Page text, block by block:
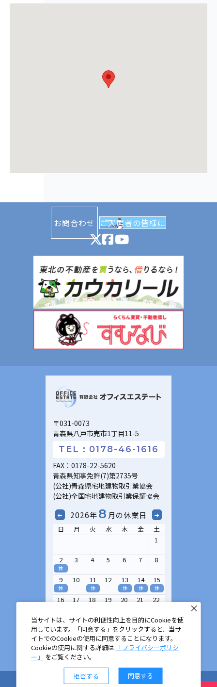
〒031-0073
青森県八戸市売市1丁目11-5
TEL：0178-46-1616
FAX：0178-22-5620
青森県知事免許(7)第2735号
(公社)青森県宅地建物取引業協会
(公社)全国宅地建物取引業保証協会
2026年8 月の休業日
日 月 火 水 木 金
土
1
2
休
3 4 5 6 7 8
9
休
10 11
休
12 13
休
14
休
15
休
16 17 18 19 20 21 22
23
休
24 25 26 27 28 29
30
休
31
お問合わせ ご入居者の皆様に
©2013 - 2025 Office Estate Co.,Ltd.
当サイトは、サイトの利便性向上を目的にCookieを使
用しています。「同意する」をクリックすると、当サ
イトでのCookieの使用に同意することになります。
Cookieの使用に関する詳細は
「プライバシーポリシ
ー」
をご覧ください。
拒否する 同意する